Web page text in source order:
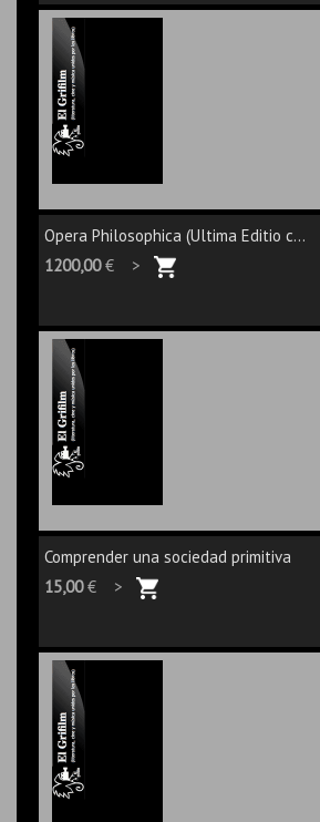
Opera Philosophica (Ultima Editio c...
1200,00€ >
Comprender una sociedad primitiva
15,00€ >